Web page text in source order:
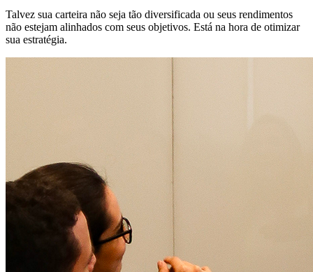
Talvez sua carteira não seja tão diversificada ou seus rendimentos
não estejam alinhados com seus objetivos. Está na hora de otimizar
sua estratégia.